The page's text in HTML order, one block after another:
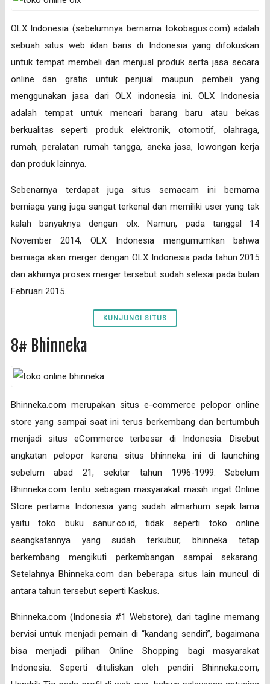
OLX Indonesia (sebelumnya bernama tokobagus.com) adalah
sebuah situs web iklan baris di Indonesia yang difokuskan
untuk tempat membeli dan menjual produk serta jasa secara
online dan gratis untuk penjual maupun pembeli yang
menggunakan jasa dari OLX indonesia ini. OLX Indonesia
adalah tempat untuk mencari barang baru atau bekas
berkualitas seperti produk elektronik, otomotif, olahraga,
rumah, peralatan rumah tangga, aneka jasa, lowongan kerja
dan produk lainnya.
Sebenarnya terdapat juga situs semacam ini bernama
berniaga yang juga sangat terkenal dan memiliki user yang tak
kalah banyaknya dengan olx. Namun, pada tanggal 14
November 2014, OLX Indonesia mengumumkan bahwa
berniaga akan merger dengan OLX Indonesia pada tahun 2015
dan akhirnya proses merger tersebut sudah selesai pada bulan
Februari 2015.
KUNJUNGI SITUS
8# Bhinneka
Bhinneka.com merupakan situs e-commerce pelopor online
store yang sampai saat ini terus berkembang dan bertumbuh
menjadi situs eCommerce terbesar di Indonesia. Disebut
angkatan pelopor karena situs bhinneka ini di launching
sebelum abad 21, sekitar tahun 1996-1999. Sebelum
Bhinneka.com tentu sebagian masyarakat masih ingat Online
Store pertama Indonesia yang sudah almarhum sejak lama
yaitu toko buku sanur.co.id, tidak seperti toko online
seangkatannya yang sudah terkubur, bhinneka tetap
berkembang mengikuti perkembangan sampai sekarang.
Setelahnya Bhinneka.com dan beberapa situs lain muncul di
antara tahun tersebut seperti Kaskus.
Bhinneka.com (Indonesia #1 Webstore), dari tagline memang
bervisi untuk menjadi pemain di “kandang sendiri”, bagaimana
bisa menjadi pilihan Online Shopping bagi masyarakat
Indonesia. Seperti dituliskan oleh pendiri Bhinneka.com,